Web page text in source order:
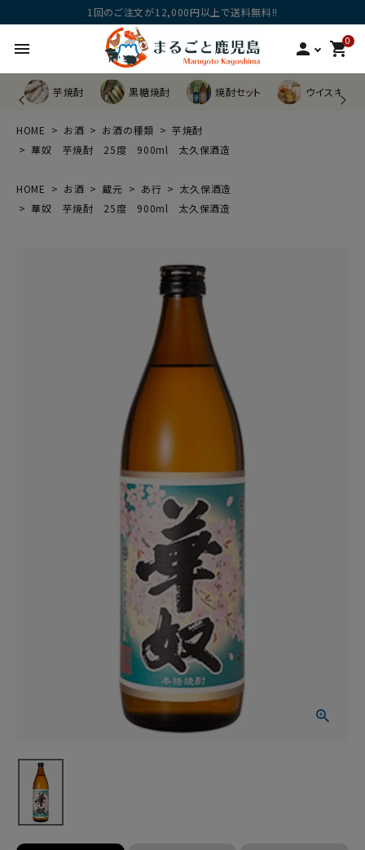
1回のご注文が12,000円以上で送料無料!!
menu person 0
shopping_cart
芋焼酎 黒糖焼酎 焼酎セット ウイスキー他
HOME お酒 お酒の種類
芋焼酎
華奴 芋焼酎 25度 900ml 太久保酒造
HOME お酒 蔵元 あ行
太久保酒造
華奴 芋焼酎 25度 900ml 太久保酒造